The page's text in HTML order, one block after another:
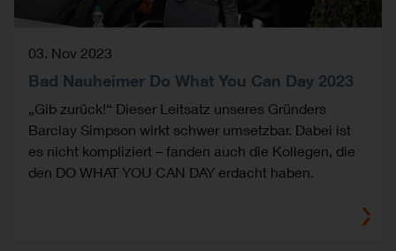
03. Nov 2023
Bad Nauheimer Do What You Can Day 2023
„Gib zurück!“ Dieser Leitsatz unseres Gründers
Barclay Simpson wirkt schwer umsetzbar. Dabei ist
es nicht kompliziert – fanden auch die Kollegen, die
den DO WHAT YOU CAN DAY erdacht haben.